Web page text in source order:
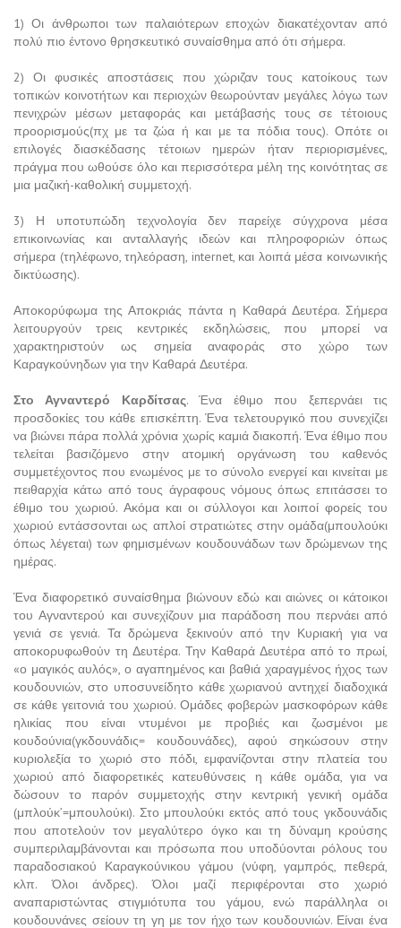
1) Οι άνθρωποι των παλαιότερων εποχών διακατέχονταν από
πολύ πιο έντονο θρησκευτικό συναίσθημα από ότι σήμερα.
2) Οι φυσικές αποστάσεις που χώριζαν τους κατοίκους των
τοπικών κοινοτήτων και περιοχών θεωρούνταν μεγάλες λόγω των
πενιχρών μέσων μεταφοράς και μετάβασής τους σε τέτοιους
προορισμούς(πχ με τα ζώα ή και με τα πόδια τους). Οπότε οι
επιλογές διασκέδασης τέτοιων ημερών ήταν περιορισμένες,
πράγμα που ωθούσε όλο και περισσότερα μέλη της κοινότητας σε
μια μαζική-καθολική συμμετοχή.
3) Η υποτυπώδη τεχνολογία δεν παρείχε σύγχρονα μέσα
επικοινωνίας και ανταλλαγής ιδεών και πληροφοριών όπως
σήμερα (τηλέφωνο, τηλεόραση, internet, και λοιπά μέσα κοινωνικής
δικτύωσης).
Αποκορύφωμα της Αποκριάς πάντα η Καθαρά Δευτέρα. Σήμερα
λειτουργούν τρεις κεντρικές εκδηλώσεις, που μπορεί να
χαρακτηριστούν ως σημεία αναφοράς στο χώρο των
Καραγκούνηδων για την Καθαρά Δευτέρα.
Στο Αγναντερό Καρδίτσας. Ένα έθιμο που ξεπερνάει τις
προσδοκίες του κάθε επισκέπτη. Ένα τελετουργικό που συνεχίζει
να βιώνει πάρα πολλά χρόνια χωρίς καμιά διακοπή. Ένα έθιμο που
τελείται βασιζόμενο στην ατομική οργάνωση του καθενός
συμμετέχοντος που ενωμένος με το σύνολο ενεργεί και κινείται με
πειθαρχία κάτω από τους άγραφους νόμους όπως επιτάσσει το
έθιμο του χωριού. Ακόμα και οι σύλλογοι και λοιποί φορείς του
χωριού εντάσσονται ως απλοί στρατιώτες στην ομάδα(μπουλούκι
όπως λέγεται) των φημισμένων κουδουνάδων των δρώμενων της
ημέρας.
Ένα διαφορετικό συναίσθημα βιώνουν εδώ και αιώνες οι κάτοικοι
του Αγναντερού και συνεχίζουν μια παράδοση που περνάει από
γενιά σε γενιά. Τα δρώμενα ξεκινούν από την Κυριακή για να
αποκορυφωθούν τη Δευτέρα. Την Καθαρά Δευτέρα από το πρωί,
«ο μαγικός αυλός», ο αγαπημένος και βαθιά χαραγμένος ήχος των
κουδουνιών, στο υποσυνείδητο κάθε χωριανού αντηχεί διαδοχικά
σε κάθε γειτονιά του χωριού. Ομάδες φοβερών μασκοφόρων κάθε
ηλικίας που είναι ντυμένοι με προβιές και ζωσμένοι με
κουδούνια(γκδουνάδις= κουδουνάδες), αφού σηκώσουν στην
κυριολεξία το χωριό στο πόδι, εμφανίζονται στην πλατεία του
χωριού από διαφορετικές κατευθύνσεις η κάθε ομάδα, για να
δώσουν το παρόν συμμετοχής στην κεντρική γενική ομάδα
(μπλούκ’=μπουλούκι). Στο μπουλούκι εκτός από τους γκδουνάδις
που αποτελούν τον μεγαλύτερο όγκο και τη δύναμη κρούσης
συμπεριλαμβάνονται και πρόσωπα που υποδύονται ρόλους του
παραδοσιακού Καραγκούνικου γάμου (νύφη, γαμπρός, πεθερά,
κλπ. Όλοι άνδρες). Όλοι μαζί περιφέρονται στο χωριό
αναπαριστώντας στιγμιότυπα του γάμου, ενώ παράλληλα οι
κουδουνάνες σείουν τη γη με τον ήχο των κουδουνιών. Είναι ένα